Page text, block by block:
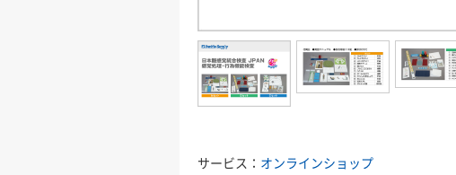
サービス： オンラインショップ